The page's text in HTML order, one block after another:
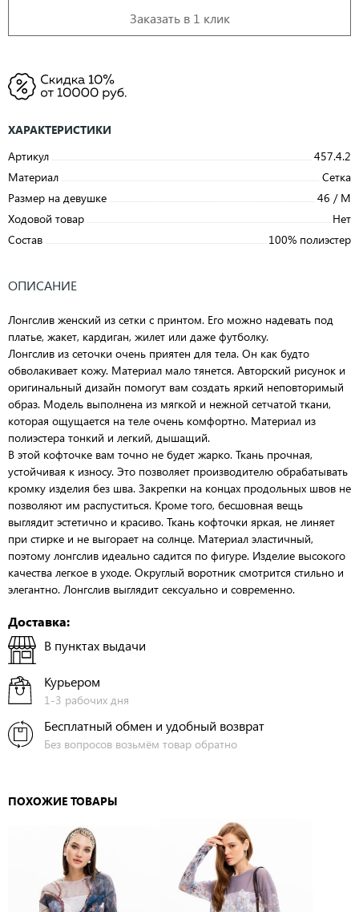
Заказать в 1 клик
ХАРАКТЕРИСТИКИ
Артикул
457.4.2
Материал
Сетка
Размер на девушке
46 / M
Ходовой товар
Нет
Состав
100% полиэстер
ОПИСАНИЕ
Лонгслив женский из сетки с принтом. Его можно надевать под
платье, жакет, кардиган, жилет или даже футболку.
Лонгслив из сеточки очень приятен для тела. Он как будто
обволакивает кожу. Материал мало тянется. Авторский рисунок и
оригинальный дизайн помогут вам создать яркий неповторимый
образ. Модель выполнена из мягкой и нежной сетчатой ткани,
которая ощущается на теле очень комфортно. Материал из
полиэстера тонкий и легкий, дышащий.
В этой кофточке вам точно не будет жарко. Ткань прочная,
устойчивая к износу. Это позволяет производителю обрабатывать
кромку изделия без шва. Закрепки на концах продольных швов не
позволяют им распуститься. Кроме того, бесшовная вещь
выглядит эстетично и красиво. Ткань кофточки яркая, не линяет
при стирке и не выгорает на солнце. Материал эластичный,
поэтому лонгслив идеально садится по фигуре. Изделие высокого
качества легкое в уходе. Округлый воротник смотрится стильно и
элегантно. Лонгслив выглядит сексуально и современно.
Доставка:
В пунктах выдачи
Курьером
1-3 рабочих дня
Бесплатный обмен и удобный возврат
Без вопросов возьмём товар обратно
ПОХОЖИЕ ТОВАРЫ